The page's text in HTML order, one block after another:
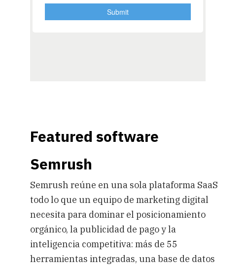
Featured software
Semrush
Semrush reúne en una sola plataforma SaaS
todo lo que un equipo de marketing digital
necesita para dominar el posicionamiento
orgánico, la publicidad de pago y la
inteligencia competitiva: más de 55
herramientas integradas, una base de datos